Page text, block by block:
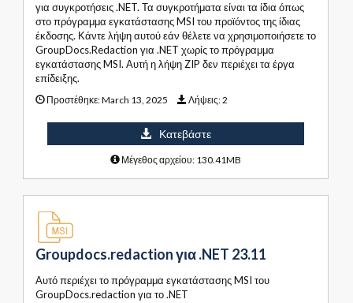
για συγκροτήσεις .NET. Τα συγκροτήματα είναι τα ίδια όπως
στο πρόγραμμα εγκατάστασης MSI του προϊόντος της ίδιας
έκδοσης. Κάντε λήψη αυτού εάν θέλετε να χρησιμοποιήσετε το
GroupDocs.Redaction για .NET χωρίς το πρόγραμμα
εγκατάστασης MSI. Αυτή η λήψη ZIP δεν περιέχει τα έργα
επίδειξης.
Προστέθηκε:March 13, 2025 Λήψεις:2
Κατεβάστε
Μέγεθος αρχείου: 130.41MB
Groupdocs.redaction για .NET 23.11
Αυτό περιέχει το πρόγραμμα εγκατάστασης MSI του
GroupDocs.redaction για το .NET